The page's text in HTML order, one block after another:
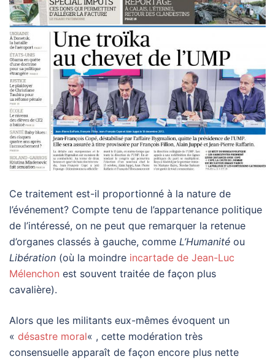
Ce traitement est-il proportionné à la nature de
l’événement? Compte tenu de l’appartenance politique
de l’intéressé, on ne peut que remarquer la retenue
d’organes classés à gauche, comme L’Humanité ou
Libération (où la moindre incartade de Jean-Luc
Mélenchon est souvent traitée de façon plus
cavalière).
Alors que les militants eux-mêmes évoquent un
« désastre moral« , cette modération très
consensuelle apparaît de façon encore plus nette